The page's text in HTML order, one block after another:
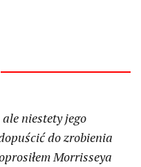
niestety jego
do zrobienia
Morrisseya